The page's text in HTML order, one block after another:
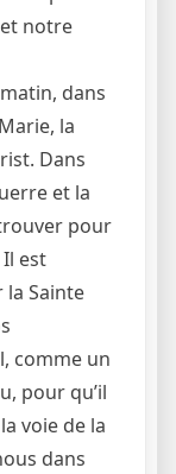
notre
dans
la
Dans
et la
pour
est
Sainte
comme un
pour qu’il
voie de la
dans